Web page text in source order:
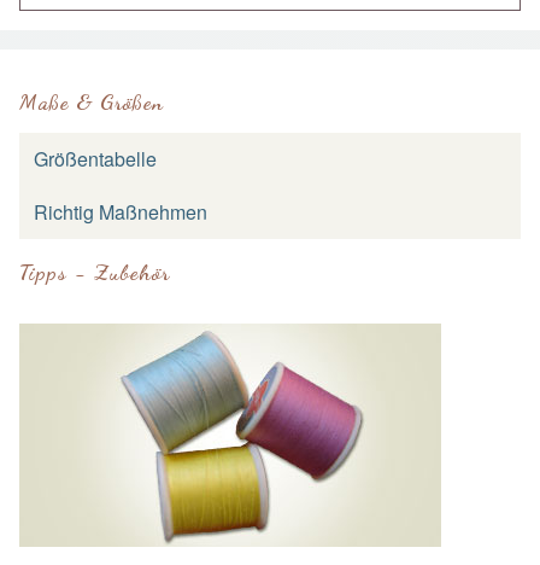
Maße & Größen
Größentabelle
Richtig Maßnehmen
Tipps - Zubehör